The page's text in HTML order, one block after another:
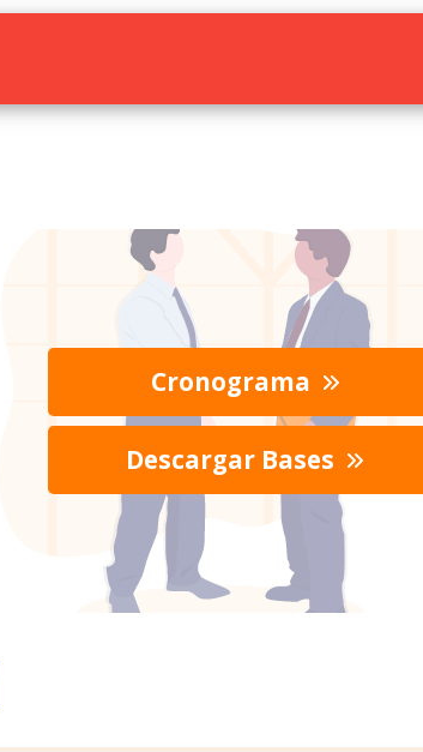
Cronograma
Descargar Bases